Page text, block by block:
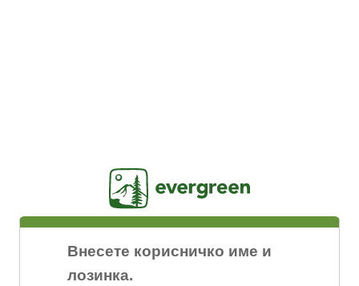
Внесете корисничко име и
лозинка.